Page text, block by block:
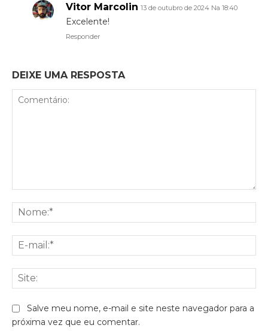
Vitor Marcolin 13 de outubro de 2024 Na 18:40
Excelente!
Responder
DEIXE UMA RESPOSTA
Salve meu nome, e-mail e site neste navegador para a
próxima vez que eu comentar.